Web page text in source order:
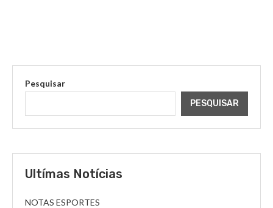
Pesquisar
PESQUISAR
Ultímas Notícias
NOTAS ESPORTES